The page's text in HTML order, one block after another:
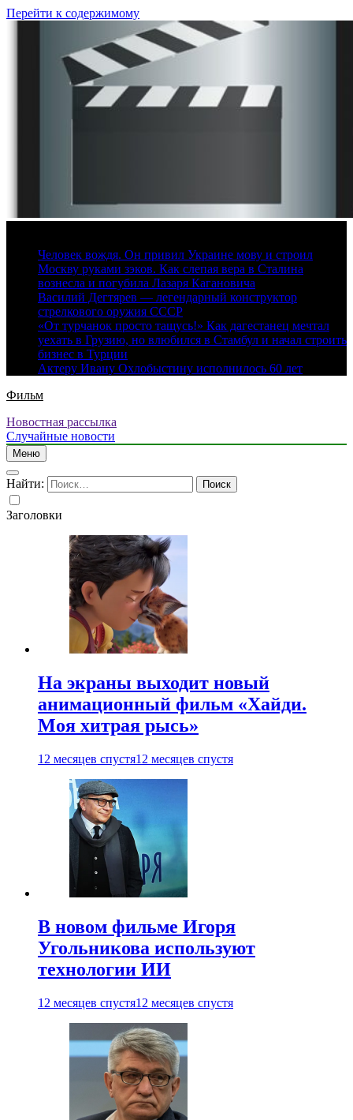
Перейти к содержимому
Человек вождя. Он привил Украине мову и строил
Москву руками зэков. Как слепая вера в Сталина
вознесла и погубила Лазаря Кагановича
Василий Дегтярев — легендарный конструктор
стрелкового оружия СССР
«От турчанок просто тащусь!» Как дагестанец мечтал
уехать в Грузию, но влюбился в Стамбул и начал строить
бизнес в Турции
Актеру Ивану Охлобыстину исполнилось 60 лет
Фильм
Новостная рассылка
Случайные новости
Меню
Найти:
Заголовки
На экраны выходит новый
анимационный фильм «Хайди.
Моя хитрая рысь»
12 месяцев спустя12 месяцев спустя
В новом фильме Игоря
Угольникова используют
технологии ИИ
12 месяцев спустя12 месяцев спустя